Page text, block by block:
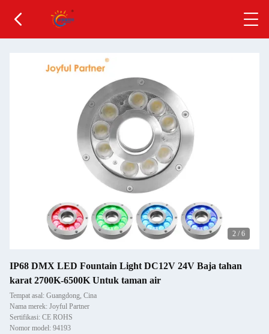
2 / 6
IP68 DMX LED Fountain Light DC12V 24V Baja tahan
karat 2700K-6500K Untuk taman air
Tempat asal: Guangdong, Cina
Nama merek: Joyful Partner
Sertifikasi: CE ROHS
Nomor model: 94193